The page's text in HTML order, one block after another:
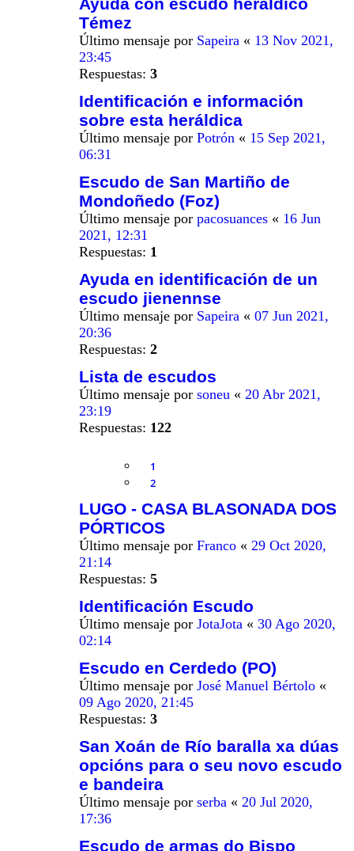
Témez
Último mensaje por Sapeira « 13 Nov 2021,
23:45
Respuestas: 3
Identificación e información
sobre esta heráldica
Último mensaje por Potrón « 15 Sep 2021,
06:31
Escudo de San Martiño de
Mondoñedo (Foz)
Último mensaje por pacosuances « 16 Jun
2021, 12:31
Respuestas: 1
Ayuda en identificación de un
escudo jienennse
Último mensaje por Sapeira « 07 Jun 2021,
20:36
Respuestas: 2
Lista de escudos
Último mensaje por soneu « 20 Abr 2021,
23:19
Respuestas: 122
1
2
LUGO - CASA BLASONADA DOS
PÓRTICOS
Último mensaje por Franco « 29 Oct 2020,
21:14
Respuestas: 5
Identificación Escudo
Último mensaje por JotaJota « 30 Ago 2020,
02:14
Escudo en Cerdedo (PO)
Último mensaje por José Manuel Bértolo «
09 Ago 2020, 21:45
Respuestas: 3
San Xoán de Río baralla xa dúas
opcións para o seu novo escudo
e bandeira
Último mensaje por serba « 20 Jul 2020,
17:36
Escudo de armas do Bispo